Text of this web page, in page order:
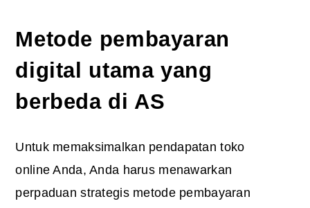
Metode pembayaran
digital utama yang
berbeda di AS
Untuk memaksimalkan pendapatan toko
online Anda, Anda harus menawarkan
perpaduan strategis metode pembayaran